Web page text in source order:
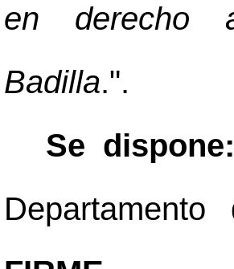
en derecho
Badilla.".
Se